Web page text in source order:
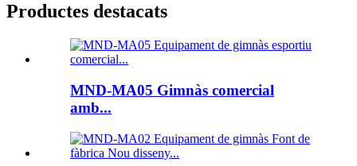
Productes destacats
MND-MA05 Gimnàs comercial
amb...